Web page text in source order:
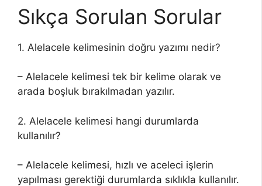
Sıkça Sorulan Sorular
1. Alelacele kelimesinin doğru yazımı nedir?
– Alelacele kelimesi tek bir kelime olarak ve
arada boşluk bırakılmadan yazılır.
2. Alelacele kelimesi hangi durumlarda
kullanılır?
– Alelacele kelimesi, hızlı ve aceleci işlerin
yapılması gerektiği durumlarda sıklıkla kullanılır.